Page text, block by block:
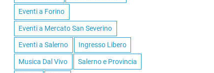
Eventi a Forino
Eventi a Mercato San Severino
Eventi a Salerno Ingresso Libero
Musica Dal Vivo Salerno e Provincia